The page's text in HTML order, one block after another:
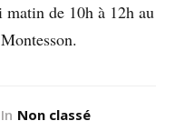
matin de 10h à 12h au
In Non classé